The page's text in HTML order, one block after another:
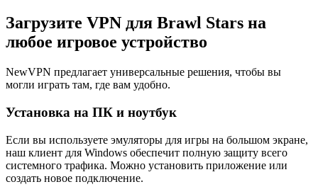
Загрузите VPN для Brawl Stars на
любое игровое устройство
NewVPN предлагает универсальные решения, чтобы вы
могли играть там, где вам удобно.
Установка на ПК и ноутбук
Если вы используете эмуляторы для игры на большом экране,
наш клиент для Windows обеспечит полную защиту всего
системного трафика. Можно установить приложение или
создать новое подключение.